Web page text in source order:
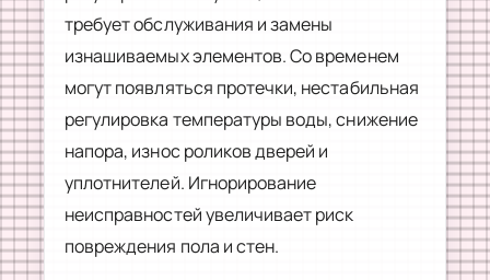
требует обслуживания и замены
изнашиваемых элементов. Со временем
могут появляться протечки, нестабильная
регулировка температуры воды, снижение
напора, износ роликов дверей и
уплотнителей. Игнорирование
неисправностей увеличивает риск
повреждения пола и стен.